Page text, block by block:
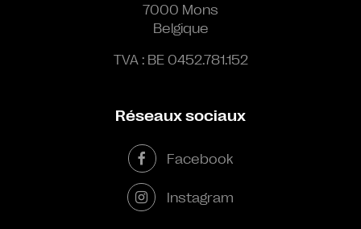
7000 Mons
Belgique
TVA : BE 0452.781.152
Réseaux sociaux
Facebook
Instagram